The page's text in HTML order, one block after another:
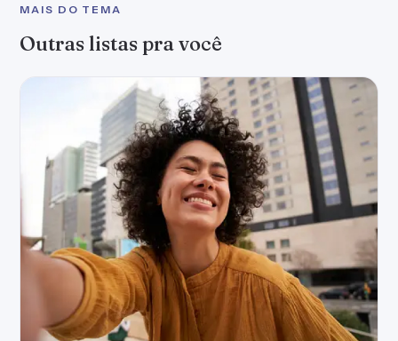
MAIS DO TEMA
Outras listas pra você